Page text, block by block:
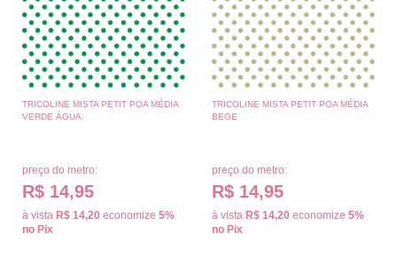
TRICOLINE MISTA PETIT POA MÉDIA
VERDE ÁGUA
preço do metro:
R$ 14,95
à vista R$ 14,20 economize 5%
no Pix
TRICOLINE MISTA PETIT POA MÉDIA
BEGE
preço do metro:
R$ 14,95
à vista R$ 14,20 economize 5%
no Pix